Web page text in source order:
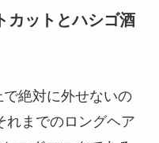
カットとハシゴ酒
絶対に外せないの
れまでのロングヘア